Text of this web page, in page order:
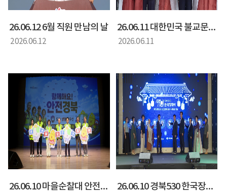
26.06.12 6월 직원 만남의 날
2026.06.12
26.06.11 대한민국 불교문화 엑스포
2026.06.11
26.06.10 마을순찰대 안전경북 결의 및 역량강화 교육 26.06.10 경북530 한국장데이 개회식